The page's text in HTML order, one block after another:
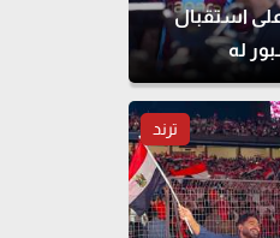
استقبال
له
ترند